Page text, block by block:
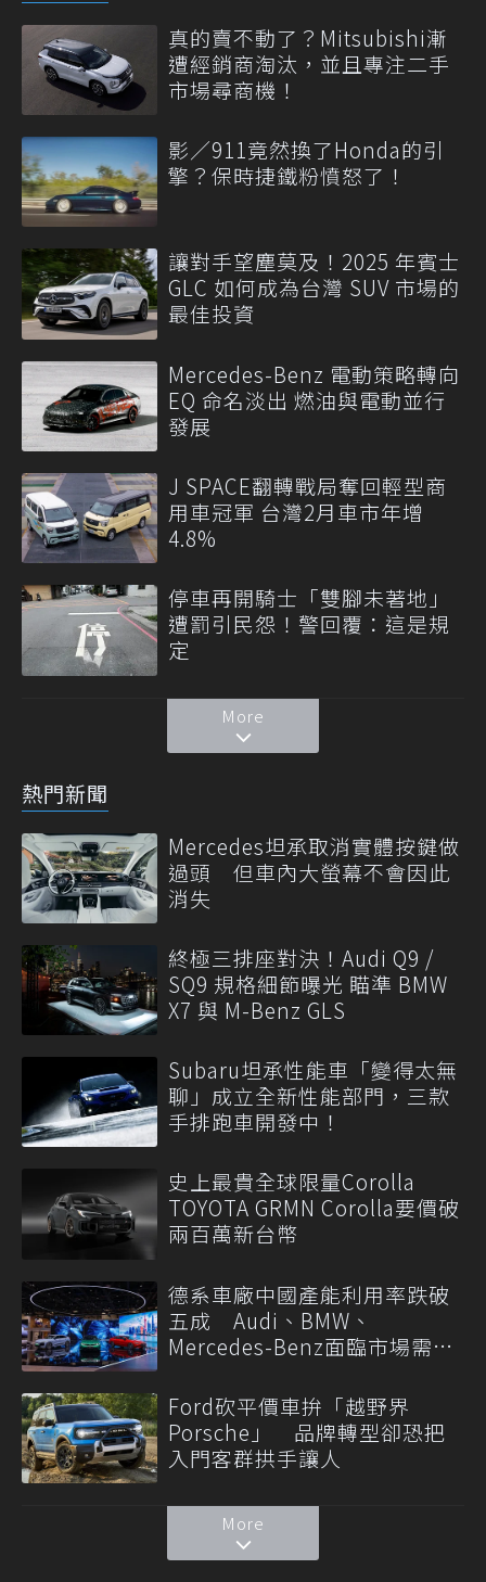
真的賣不動了？Mitsubishi漸
遭經銷商淘汰，並且專注二手
市場尋商機！
影／911竟然換了Honda的引
擎？保時捷鐵粉憤怒了！
讓對手望塵莫及！2025 年賓士
GLC 如何成為台灣 SUV 市場的
最佳投資
Mercedes-Benz 電動策略轉向
EQ 命名淡出 燃油與電動並行
發展
J SPACE翻轉戰局奪回輕型商
用車冠軍 台灣2月車市年增
4.8%
停車再開騎士「雙腳未著地」
遭罰引民怨！警回覆：這是規
定
More
熱門新聞
Mercedes坦承取消實體按鍵做
過頭 但車內大螢幕不會因此
消失
終極三排座對決！Audi Q9 /
SQ9 規格細節曝光 瞄準 BMW
X7 與 M-Benz GLS
Subaru坦承性能車「變得太無
聊」成立全新性能部門，三款
手排跑車開發中！
史上最貴全球限量Corolla
TOYOTA GRMN Corolla要價破
兩百萬新台幣
德系車廠中國產能利用率跌破
五成 Audi、BMW、
Mercedes-Benz面臨市場需求
Ford砍平價車拚「越野界
Porsche」 品牌轉型卻恐把
入門客群拱手讓人
More